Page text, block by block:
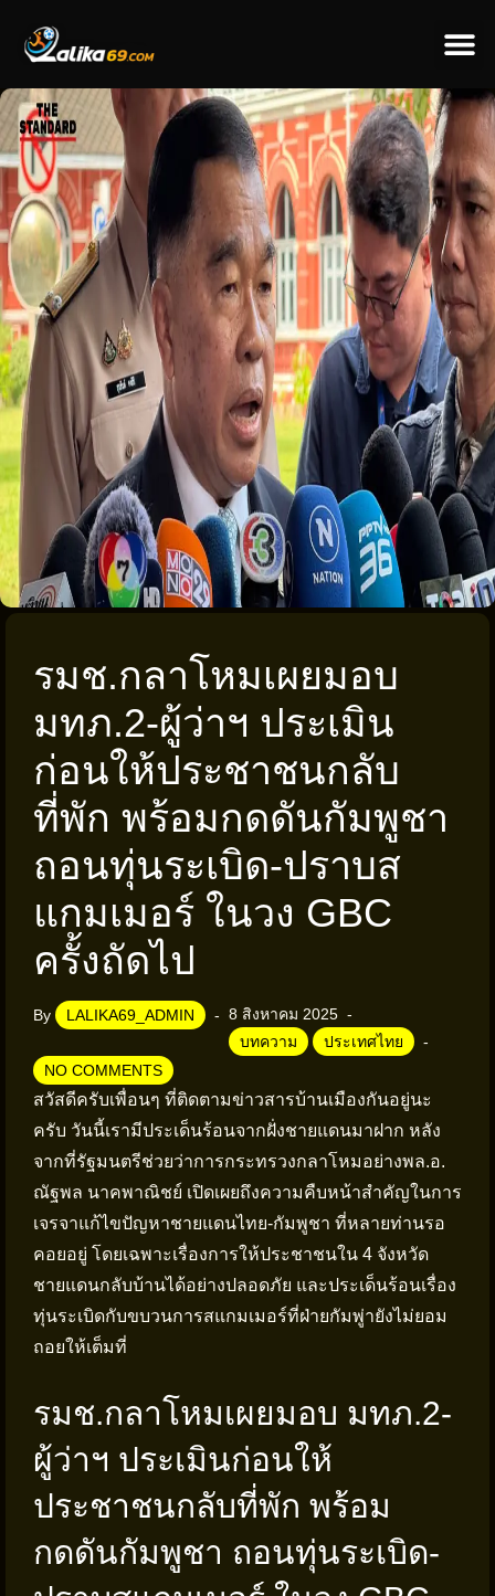
รมช.กลาโหมเผยมอบ
มทภ.2-ผู้ว่าฯ ประเมิน
ก่อนให้ประชาชนกลับ
ที่พัก พร้อมกดดันกัมพูชา
ถอนทุ่นระเบิด-ปราบส
แกมเมอร์ ในวง GBC
ครั้งถัดไป
By LALIKA69_ADMIN
8 สิงหาคม 2025
บทความ
ประเทศไทย
NO COMMENTS
สวัสดีครับเพื่อนๆ ที่ติดตามข่าวสารบ้านเมืองกันอยู่นะ
ครับ วันนี้เรามีประเด็นร้อนจากฝั่งชายแดนมาฝาก หลัง
จากที่รัฐมนตรีช่วยว่าการกระทรวงกลาโหมอย่างพล.อ.
ณัฐพล นาคพาณิชย์ เปิดเผยถึงความคืบหน้าสำคัญในการ
เจรจาแก้ไขปัญหาชายแดนไทย-กัมพูชา ที่หลายท่านรอ
คอยอยู่ โดยเฉพาะเรื่องการให้ประชาชนใน 4 จังหวัด
ชายแดนกลับบ้านได้อย่างปลอดภัย และประเด็นร้อนเรื่อง
ทุ่นระเบิดกับขบวนการสแกมเมอร์ที่ฝ่ายกัมพู่ายังไม่ยอม
ถอยให้เต็มที่
รมช.กลาโหมเผยมอบ มทภ.2-
ผู้ว่าฯ ประเมินก่อนให้
ประชาชนกลับที่พัก พร้อม
กดดันกัมพูชา ถอนทุ่นระเบิด-